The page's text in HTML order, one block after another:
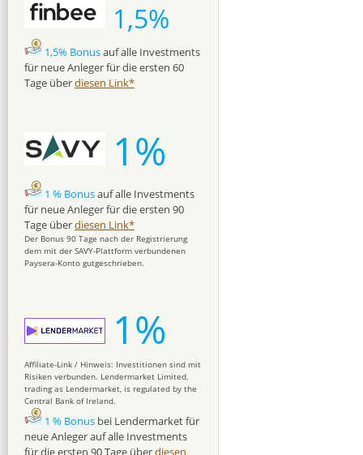
1,5%
1,5% Bonusauf alle Investments
für neue Anleger für die ersten 60
Tage überdiesen Link*
1%
1 % Bonusauf alle Investments
für neue Anleger für die ersten 90
Tage überdiesen Link*
Der Bonus 90 Tage nach der Registrierung
dem mit der SAVY-Plattform verbundenen
Paysera-Konto gutgeschrieben.
1%
Affiliate-Link / Hinweis: Investitionen sind mit
Risiken verbunden. Lendermarket Limited,
trading as Lendermarket, is regulated by the
Central Bank of Ireland.
1 % Bonus bei Lendermarket für
neue Anleger auf alle Investments
für die ersten 90 Tage überdiesen